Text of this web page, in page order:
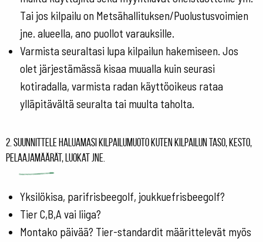
Tai jos kilpailu on Metsähallituksen/Puolustusvoimien
jne. alueella, ano puollot varauksille.
Varmista seuraltasi lupa kilpailun hakemiseen. Jos
olet järjestämässä kisaa muualla kuin seurasi
kotiradalla, varmista radan käyttöoikeus rataa
ylläpitävältä seuralta tai muulta taholta.
2. Suunnittele haluamasi kilpailumuoto kuten kilpailun taso, kesto,
pelaajamäärät, luokat jne.
Yksilökisa, parifrisbeegolf, joukkuefrisbeegolf?
Tier C,B,A vai liiga?
Montako päivää? Tier-standardit määrittelevät myös